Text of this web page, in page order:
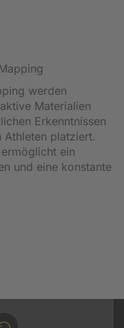
werden
Materialien
Erkenntnissen
Athleten platziert.
ein
und eine konstante